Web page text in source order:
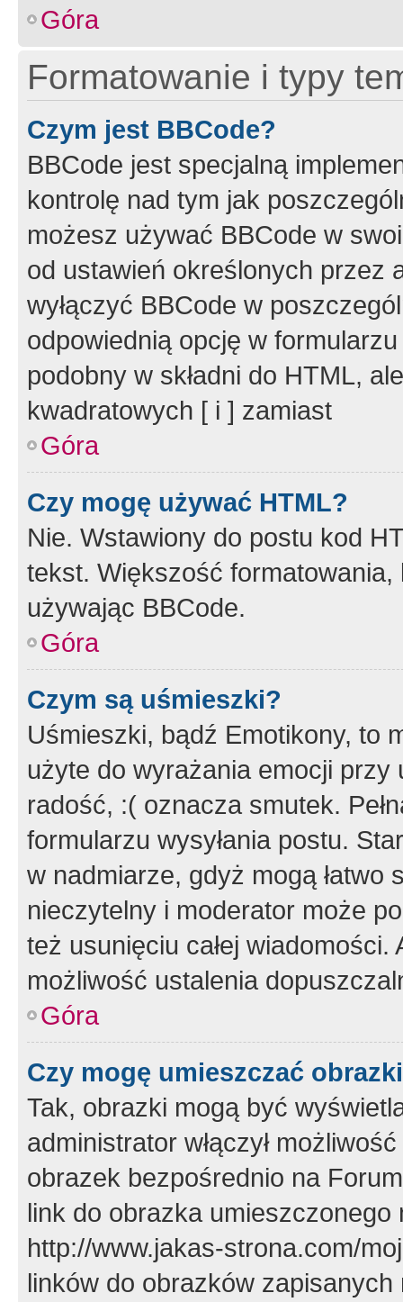
Góra
Formatowanie i typy
Czym jest BBCode?
BBCode jest specjalną
kontrolę nad tym jak
możesz używać BBCode w
od ustawień określonych przez
wyłączyć BBCode w
odpowiednią opcję w
podobny w składni do HTML,
kwadratowych [ i ] zamiast
Góra
Czy mogę używać HTML?
Nie. Wstawiony do postu kod
tekst. Większość
używając BBCode.
Góra
Czym są uśmieszki?
Uśmieszki, bądź Emotikony, to
użyte do wyrażania emocji
radość, :( oznacza smutek.
formularzu wysyłania postu.
w nadmiarze, gdyż mogą
nieczytelny i moderator może
też usunięciu całej
możliwość ustalenia
Góra
Czy mogę umieszczać
Tak, obrazki mogą być
administrator włączył
obrazek bezpośrednio na
link do obrazka
http://www.jakas-strona.com/
linków do obrazków